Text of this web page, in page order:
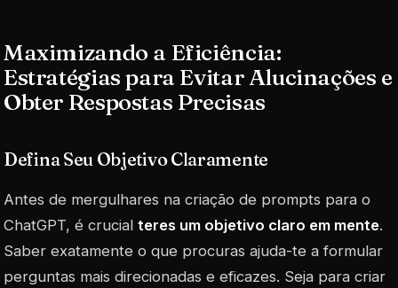
Maximizando a Eficiência:
Estratégias para Evitar Alucinações e
Obter Respostas Precisas
Defina Seu Objetivo Claramente
Antes de mergulhares na criação de prompts para o
ChatGPT, é crucial teres um objetivo claro em mente.
Saber exatamente o que procuras ajuda-te a formular
perguntas mais direcionadas e eficazes. Seja para criar